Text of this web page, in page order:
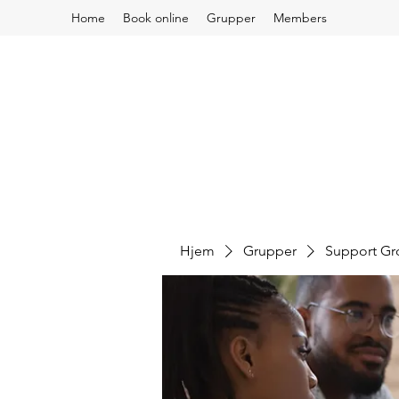
Home Book online Grupper Members
Hjem Grupper Support